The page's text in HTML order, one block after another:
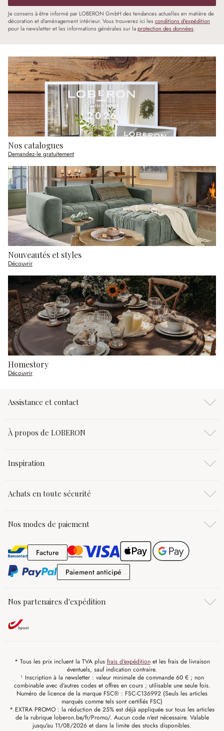
Je consens à être informé par LOBERON GmbH des tendances actuelles en matière de
décoration et d'aménagement intérieur. Vous trouverez ici les conditions d'expédition
pour la newsletter et les informations générales sur laprotection des données.
Nos catalogues
Demandez-le gratuitement
Nouveautés et styles
Découvrir
Homestory
Découvrir
Assistance et contact
À propos de LOBERON
Inspiration
Achats en toute sécurité
Nos modes de paiement
FactureFacture
Paiement anticipé
Nos partenaires d'expédition
* Tous les prix incluent la TVA plus frais d'expéditionet les frais de livraison
éventuels, sauf indication contraire.
¹ Inscription à la newsletter : valeur minimale de commande 60 € ; non
combinable avec d'autres codes et offres en cours ; utilisable une seule fois.
Numéro de licence de la marque FSC® : FSC-C136992 (Seuls les articles
marqués comme tels sont certifiés FSC)
* EXTRA PROMO : la réduction de 25% est déjà appliquée sur tous les articles
de la rubrique loberon.be/fr/Promo/. Aucun code n'est nécessaire. Valable
jusqu'au 11/08/2026 et dans la limite des stocks disponibles.